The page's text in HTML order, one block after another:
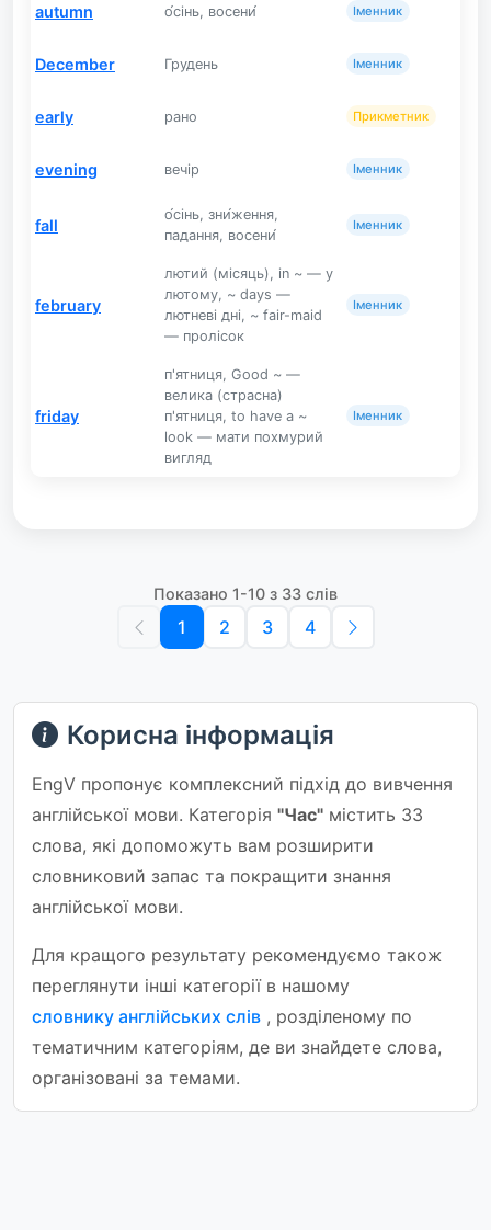
autumn о́сінь, восени́ Іменник
December Грудень Іменник
early рано Прикметник
evening вечір Іменник
fall
о́сінь, зни́ження,
падання, восени́
Іменник
february
лютий (місяць), in ~ — у
лютому, ~ days —
лютневі дні, ~ fair-maid
— пролісок
Іменник
friday
п'ятниця, Good ~ —
велика (страсна)
п'ятниця, to have a ~
look — мати похмурий
вигляд
Іменник
Показано 1-10 з 33 слів
1 2 3 4
Корисна інформація
EngV пропонує комплексний підхід до вивчення
англійської мови. Категорія "Час" містить 33
слова, які допоможуть вам розширити
словниковий запас та покращити знання
англійської мови.
Для кращого результату рекомендуємо також
переглянути інші категорії в нашому
словнику англійських слів , розділеному по
тематичним категоріям, де ви знайдете слова,
організовані за темами.